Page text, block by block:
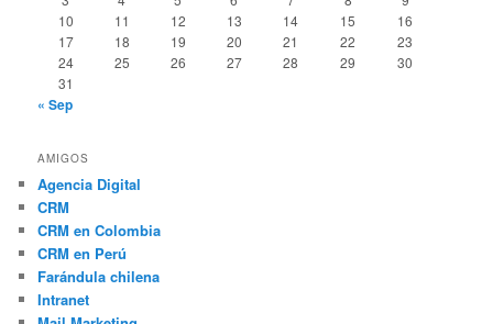
10
11 12 13 14 15
16
17
18 19 20 21 22
23
24
25 26 27 28 29
30
31
« Sep
AMIGOS
Agencia Digital
CRM
CRM en Colombia
CRM en Perú
Farándula chilena
Intranet